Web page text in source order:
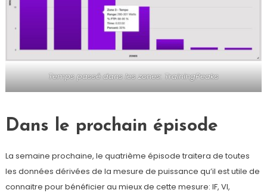
Temps passé dans les zones: TrainingPeaks
Dans le prochain épisode
La semaine prochaine, le quatrième épisode traitera de toutes
les données dérivées de la mesure de puissance qu’il est utile de
connaitre pour bénéficier au mieux de cette mesure: IF, VI,